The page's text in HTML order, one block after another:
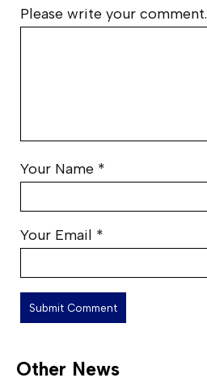
Please write your comment.
Your Name *
Your Email *
Other News